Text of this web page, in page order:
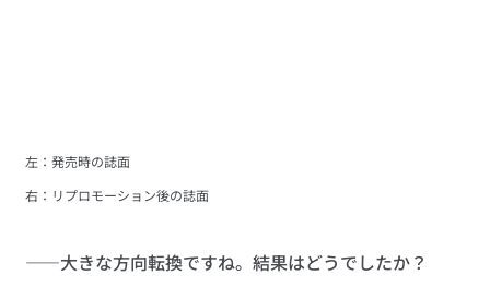
左：発売時の誌面
右：リプロモーション後の誌面
——大きな方向転換ですね。結果はどうでしたか？